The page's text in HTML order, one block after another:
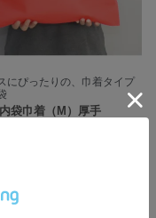
にぴったりの、巾着タイプ
袋巾着（M）厚手
税込）～ ⁄ 1枚